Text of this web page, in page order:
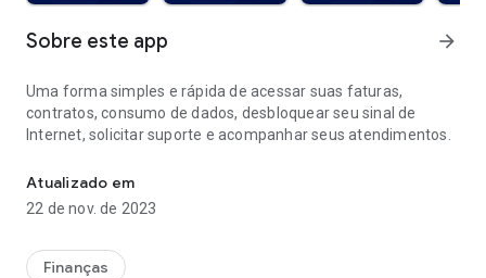
Sobre este app arrow_forward
Uma forma simples e rápida de acessar suas faturas,
contratos, consumo de dados, desbloquear seu sinal de
Internet, solicitar suporte e acompanhar seus atendimentos.
Atualizado em
22 de nov. de 2023
Finanças